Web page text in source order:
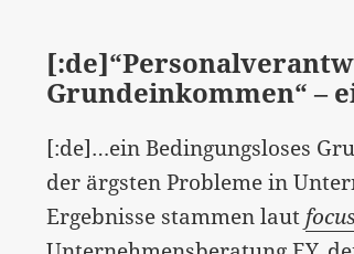
Grundeinkommen“ –
[:de]…ein Bedingungsloses
der ärgsten Probleme in
Ergebnisse stammen laut